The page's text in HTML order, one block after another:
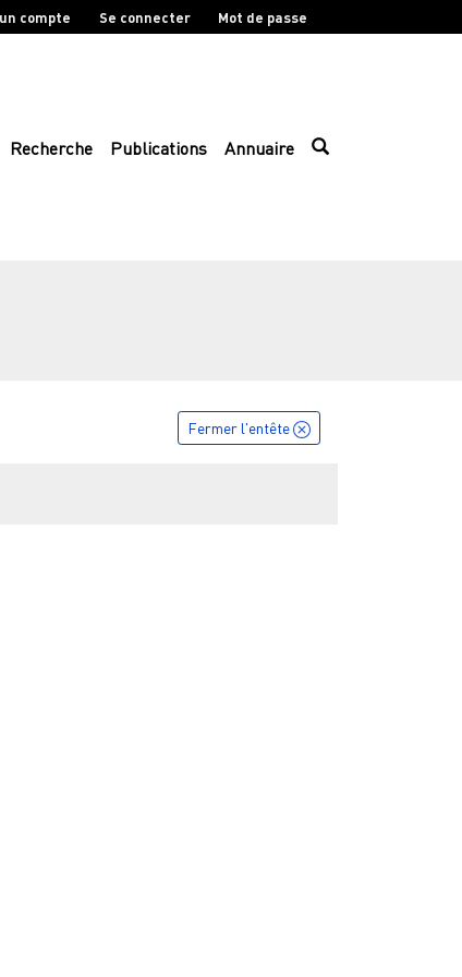
compte Se connecter Mot de passe
Recherche Publications Annuaire
Fermer l'entête